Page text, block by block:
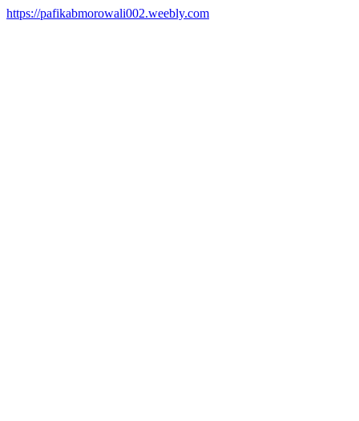
https://pafikabmorowali002.weebly.com